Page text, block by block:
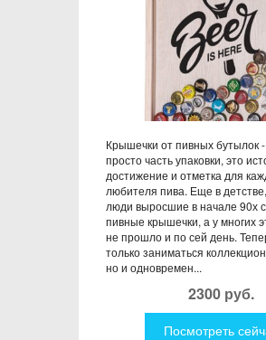
Крышечки от пивных бутылок -
просто часть упаковки, это
достижение и отметка для
любителя пива. Еще в
люди выросшие в начале 90х
пивные крышечки, а у многих
не прошло и по сей день.
только заниматься
но и одновремен...
2300 руб.
Посмотреть